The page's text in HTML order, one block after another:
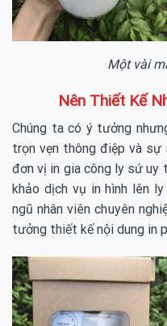
Một vài
Nên Thiết Kế
Chúng ta có ý tưởng
trọn vẹn thông điệp và
đơn vị in gia công ly sứ uy
khảo dịch vụ in hình lên
ngũ nhân viên chuyên
tưởng thiết kế nội dung in